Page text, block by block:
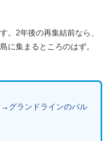
。2年後の再集結前なら、
に集まるところのはず。
→グランドラインのバル